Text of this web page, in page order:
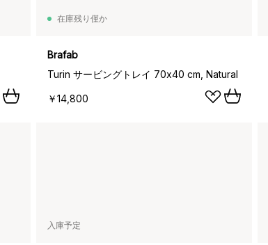
在庫残り僅か
Brafab
Turin サービングトレイ 70x40 cm, Natural
￥14,800
入庫予定